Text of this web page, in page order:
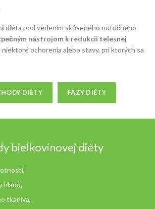
diéta pod vedením skúseného nutričného
nástrojom k redukcii telesnej
ochorenia alebo stavy, pri ktorých sa
DIÉTY FÁZY DIÉTY
bielkovinovej diéty
hladu,
tkaniva,